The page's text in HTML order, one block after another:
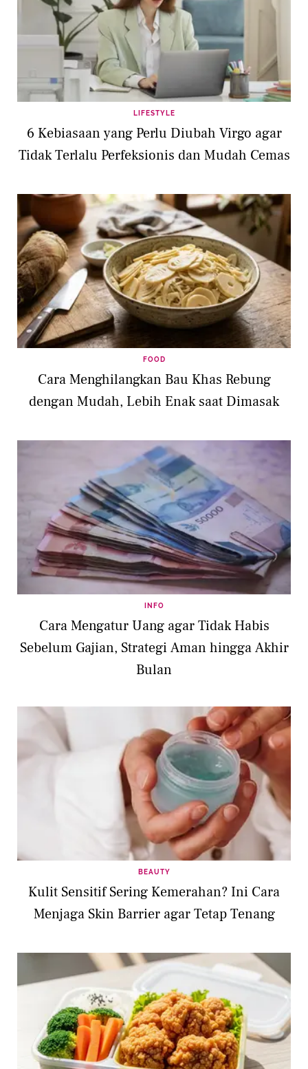
LIFESTYLE
6 Kebiasaan yang Perlu Diubah Virgo agar
Tidak Terlalu Perfeksionis dan Mudah Cemas
FOOD
Cara Menghilangkan Bau Khas Rebung
dengan Mudah, Lebih Enak saat Dimasak
INFO
Cara Mengatur Uang agar Tidak Habis
Sebelum Gajian, Strategi Aman hingga Akhir
Bulan
BEAUTY
Kulit Sensitif Sering Kemerahan? Ini Cara
Menjaga Skin Barrier agar Tetap Tenang